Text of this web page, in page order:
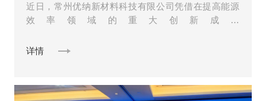
近日，常州优纳新材料科技有限公司凭借在提高能源
效率领域的重大创新成就
详情